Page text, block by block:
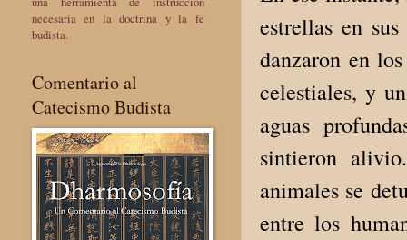
estrellas en
danzaron en
celestiales, y
aguas
sintieron
animales se
entre los
necesaria en la doctrina y la fe
budista.
Comentario al
Catecismo Budista